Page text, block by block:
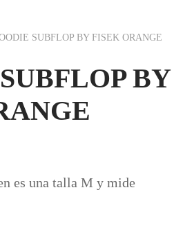
SUBFLOP BY FISEK ORANGE
BY
es una talla M y mide